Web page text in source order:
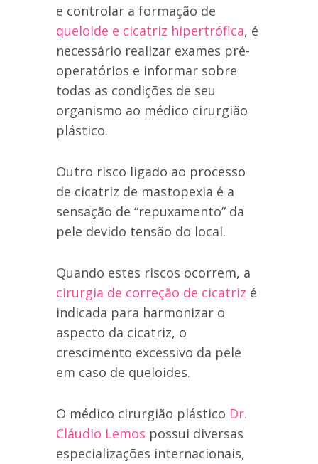
e controlar a formação de
queloide e cicatriz hipertrófica, é
necessário realizar exames pré-
operatórios e informar sobre
todas as condições de seu
organismo ao médico cirurgião
plástico.
Outro risco ligado ao processo
de cicatriz de mastopexia é a
sensação de “repuxamento” da
pele devido tensão do local.
Quando estes riscos ocorrem, a
cirurgia de correção de cicatriz é
indicada para harmonizar o
aspecto da cicatriz, o
crescimento excessivo da pele
em caso de queloides.
O médico cirurgião plástico Dr.
Cláudio Lemos possui diversas
especializações internacionais,